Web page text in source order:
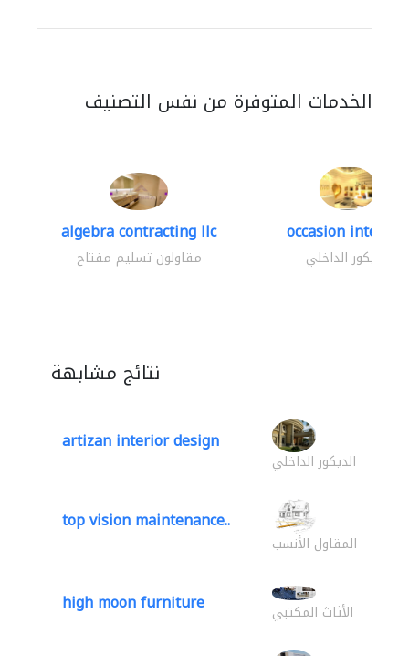
الخدمات المتوفرة من نفس التصنيف
algebra contracting llc
مقاولون تسليم مفتاح
occasion interiors
الديكور الداخلي
نتائج مشابهة
artizan interior design
الديكور الداخلي
top vision maintenance..
المقاول الأنسب
high moon furniture الأثاث المكتبي